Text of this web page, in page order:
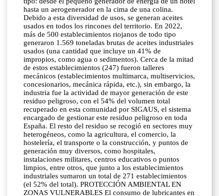
hasta un aerogenerador en la cima de una colina.
Debido a esta diversidad de usos, se generan aceites
usados en todos los rincones del territorio. En 2022,
más de 500 establecimientos riojanos de todo tipo
generaron 1.569 toneladas brutas de aceites industriales
usados (una cantidad que incluye un 41% de
impropios, como agua o sedimentos). Cerca de la mitad
de estos establecimientos (247) fueron talleres
mecánicos (establecimientos multimarca, multiservicios,
concesionarios, mecánica rápida, etc.), sin embargo, la
industria fue la actividad de mayor generación de este
residuo peligroso, con el 54% del volumen total
recuperado en esta comunidad por SIGAUS, el sistema
encargado de gestionar este residuo peligroso en toda
España. El resto del residuo se recogió en sectores muy
heterogéneos, como la agricultura, el comercio, la
hostelería, el transporte o la construcción, y puntos de
generación muy diversos, como hospitales,
instalaciones militares, centros educativos o puntos
limpios, entre otros, que junto a los establecimientos
industriales sumaron un total de 271 establecimientos
(el 52% del total). PROTECCIÓN AMBIENTAL EN
ZONAS VULNERABLES El consumo de lubricantes en